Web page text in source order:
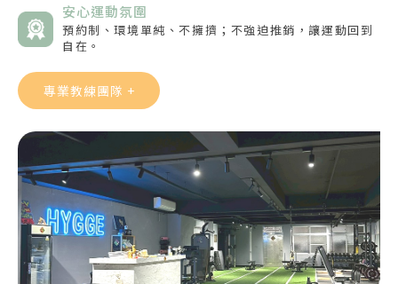
安心運動氛圍
預約制、環境單純、不擁擠；不強迫推銷，讓運動回到
自在。
專業教練團隊 +